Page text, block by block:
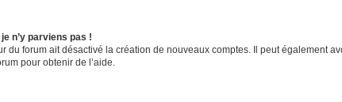
n’y parviens pas !
du forum ait désactivé la création de nouveaux comptes. Il peut également
pour obtenir de l’aide.